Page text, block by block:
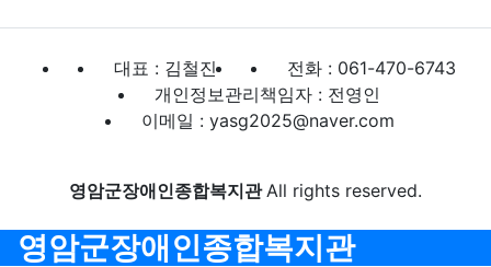
대표 : 김철진
전화 : 061-470-6743
개인정보관리책임자 : 전영인
이메일 : yasg2025@naver.com
영암군장애인종합복지관All rights reserved.
영암군장애인종합복지관